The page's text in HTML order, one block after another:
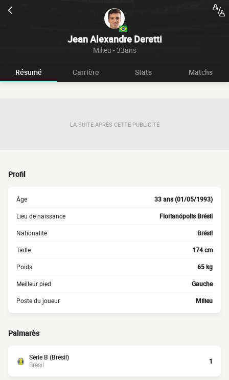
Jean Alexandre Deretti
Milieu - 33ans
Résumé Carrière Stats Matchs
LA SUITE APRÈS CETTE PUBLICITÉ
Profil
Âge 33 ans (01/05/1993)
Lieu de naissance Florianópolis Brésil
Nationalité Brésil
Taille 174 cm
Poids 65 kg
Meilleur pied Gauche
Poste du joueur Milieu
Palmarès
Série B (Brésil)
Brésil
1